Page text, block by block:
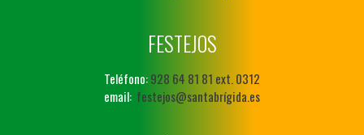
FESTEJOS
Teléfono:928 64 81 81 ext. 0312
email: festejos@santabrígida.es